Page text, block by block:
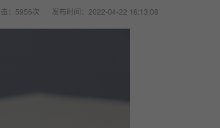
击：5956次 发布时间：2022-04-22 16:13:08